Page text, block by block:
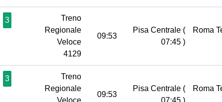
3
Treno
Regionale
Veloce
4129
09:53
Pisa Centrale (
07:45 )
Roma
3
Treno
Regionale
Veloce
09:53
Pisa Centrale (
07:45 )
Roma